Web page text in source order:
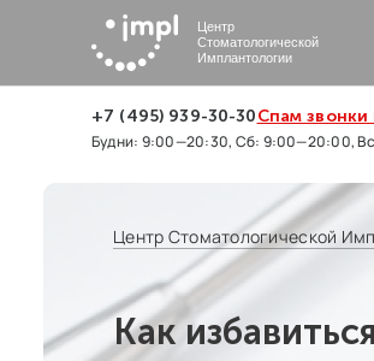
Центр
Стоматологической
Имплантологии
+7 (495) 939-30-30Спам звонки
Будни: 9:00—20:30, Сб: 9:00—20:00,
Центр Стоматологической
Как